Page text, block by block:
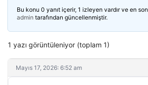
Bu konu 0 yanıt içerir, 1 izleyen vardır ve en son
admin tarafından güncellenmiştir.
1 yazı görüntüleniyor (toplam 1)
Mayıs 17, 2026: 6:52 am